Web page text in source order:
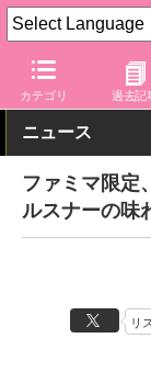
カテゴリ 過去記
グルメ Watch アル
ニュース
ファミマ限定
ルスナーの味
リ